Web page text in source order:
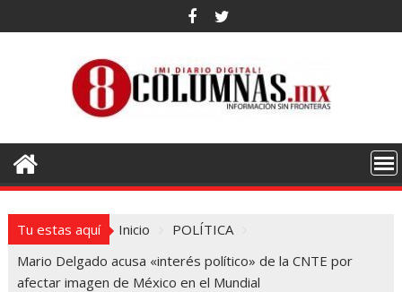
al
Tu estas aquí Inicio
POLÍTICA
Mario Delgado acusa «interés político» de la CNTE por
afectar imagen de México en el Mundial